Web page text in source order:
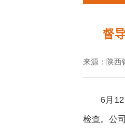
督
来源：陕西
6月
检查。公